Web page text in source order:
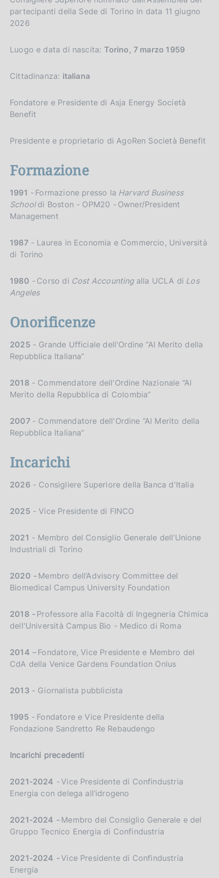
p
a
a
i
partecipanti della Sede di Torino in data 11 giugno
2026
Luogo e data di nascita: Torino, 7 marzo 1959
Cittadinanza: italiana
Fondatore e Presidente di Asja Energy Società
Benefit
Presidente e proprietario di AgoRen Società Benefit
Formazione
1991 - Formazione presso la Harvard Business
School di Boston - OPM20 - Owner/President
Management
1987- Laurea in Economia e Commercio, Università
di Torino
1980 - Corso di Cost Accounting alla UCLA di Los
Angeles
Onorificenze
2025 - Grande Ufficiale dell'Ordine “Al Merito della
Repubblica Italiana”
2018- Commendatore dell'Ordine Nazionale “Al
Merito della Repubblica di Colombia”
2007 - Commendatore dell'Ordine “Al Merito della
Repubblica Italiana”
Incarichi
2026- Consigliere Superiore della Banca d'Italia
2025 - Vice Presidente di FINCO
2021 - Membro del Consiglio Generale dell’Unione
Industriali di Torino
2020 - Membro dell’Advisory Committee del
Biomedical Campus University Foundation
2018- Professore alla Facoltà di Ingegneria Chimica
dell'Università Campus Bio - Medico di Roma
2014 – Fondatore, Vice Presidente e Membro del
CdA della Venice Gardens Foundation Onlus
2013- Giornalista pubblicista
1995 -Fondatore e Vice Presidente della
Fondazione Sandretto Re Rebaudengo
Incarichi precedenti
2021-2024 -Vice Presidente di Confindustria
Energia con delega all’idrogeno
2021-2024 - Membro del Consiglio Generale e del
Gruppo Tecnico Energia di Confindustria
2021-2024 - Vice Presidente di Confindustria
Energia